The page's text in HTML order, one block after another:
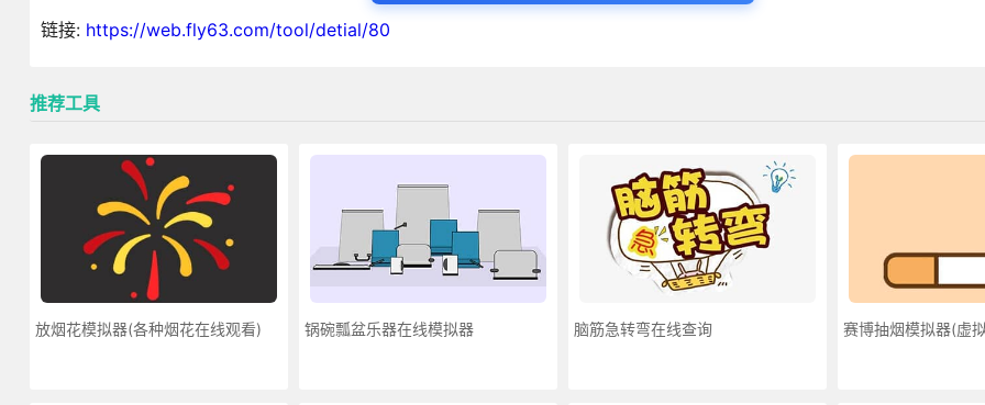
链接: https://web.fly63.com/tool/detial/80
推荐工具
放烟花模拟器(各种烟花在线观看) 锅碗瓢盆乐器在线模拟器 脑筋急转弯在线查询 赛博抽烟模拟器(虚